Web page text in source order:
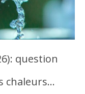
question
chaleurs…